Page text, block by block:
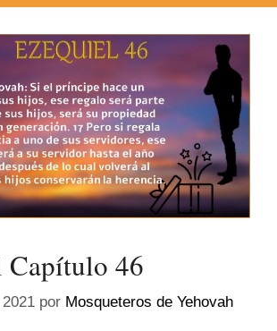
Capítulo 46
por Mosqueteros de Yehovah